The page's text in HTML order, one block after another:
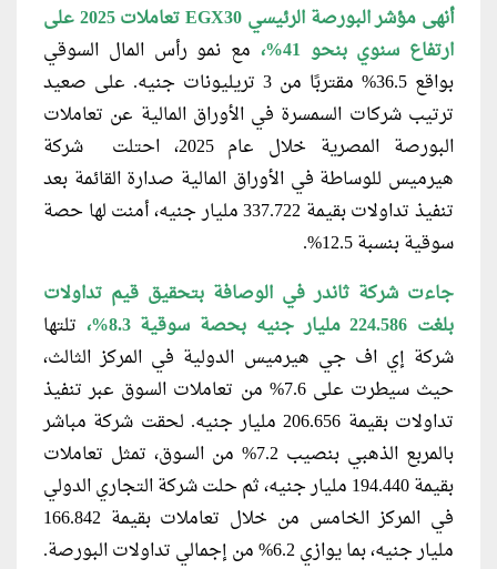
أنهى مؤشر البورصة الرئيسي EGX30 تعاملات 2025 على
ارتفاع سنوي بنحو 41%،
مع نمو رأس المال السوقي
بواقع 36.5% مقتربًا من 3 تريليونات جنيه. على صعيد
ترتيب شركات السمسرة في الأوراق المالية عن تعاملات
البورصة المصرية خلال عام 2025، احتلت شركة
هيرميس للوساطة في الأوراق المالية صدارة القائمة بعد
تنفيذ تداولات بقيمة 337.722 مليار جنيه، أمنت لها حصة
سوقية بنسبة 12.5%.
جاءت شركة ثاندر في الوصافة بتحقيق قيم تداولات
بلغت 224.586 مليار جنيه بحصة سوقية 8.3%،
تلتها
شركة إي اف جي هيرميس الدولية في المركز الثالث،
حيث سيطرت على 7.6% من تعاملات السوق عبر تنفيذ
تداولات بقيمة 206.656 مليار جنيه. لحقت شركة مباشر
بالمربع الذهبي بنصيب 7.2% من السوق، تمثل تعاملات
بقيمة 194.440 مليار جنيه، ثم حلت شركة التجاري الدولي
في المركز الخامس من خلال تعاملات بقيمة 166.842
مليار جنيه، بما يوازي 6.2% من إجمالي تداولات البورصة.